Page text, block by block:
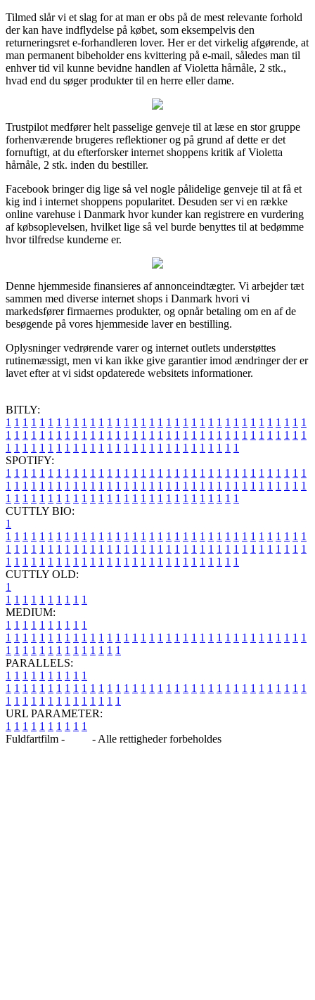
Tilmed slår vi et slag for at man er obs på de mest relevante forhold
der kan have indflydelse på købet, som eksempelvis den
returneringsret e-forhandleren lover. Her er det virkelig afgørende, at
man permanent bibeholder ens kvittering på e-mail, således man til
enhver tid vil kunne bevidne handlen af Violetta hårnåle, 2 stk.,
hvad end du søger produkter til en herre eller dame.
Trustpilot medfører helt passelige genveje til at læse en stor gruppe
forhenværende brugeres reflektioner og på grund af dette er det
fornuftigt, at du efterforsker internet shoppens kritik af Violetta
hårnåle, 2 stk. inden du bestiller.
Facebook bringer dig lige så vel nogle pålidelige genveje til at få et
kig ind i internet shoppens popularitet. Desuden ser vi en række
online varehuse i Danmark hvor kunder kan registrere en vurdering
af købsoplevelsen, hvilket lige så vel burde benyttes til at bedømme
hvor tilfredse kunderne er.
Denne hjemmeside finansieres af annonceindtægter. Vi arbejder tæt
sammen med diverse internet shops i Danmark hvori vi
markedsfører firmaernes produkter, og opnår betaling om en af de
besøgende på vores hjemmeside laver en bestilling.
Oplysninger vedrørende varer og internet outlets understøttes
rutinemæssigt, men vi kan ikke give garantier imod ændringer der er
lavet efter at vi sidst opdaterede websitets informationer.
BITLY:
1 1 1 1 1 1 1 1 1 1 1 1 1 1 1 1 1 1 1 1 1 1 1 1 1 1 1 1 1 1 1 1 1 1 1 1
1 1 1 1 1 1 1 1 1 1 1 1 1 1 1 1 1 1 1 1 1 1 1 1 1 1 1 1 1 1 1 1 1 1 1 1
1 1 1 1 1 1 1 1 1 1 1 1 1 1 1 1 1 1 1 1 1 1 1 1 1 1 1 1
SPOTIFY:
1 1 1 1 1 1 1 1 1 1 1 1 1 1 1 1 1 1 1 1 1 1 1 1 1 1 1 1 1 1 1 1 1 1 1 1
1 1 1 1 1 1 1 1 1 1 1 1 1 1 1 1 1 1 1 1 1 1 1 1 1 1 1 1 1 1 1 1 1 1 1 1
1 1 1 1 1 1 1 1 1 1 1 1 1 1 1 1 1 1 1 1 1 1 1 1 1 1 1 1
CUTTLY BIO:
1
1 1 1 1 1 1 1 1 1 1 1 1 1 1 1 1 1 1 1 1 1 1 1 1 1 1 1 1 1 1 1 1 1 1 1 1
1 1 1 1 1 1 1 1 1 1 1 1 1 1 1 1 1 1 1 1 1 1 1 1 1 1 1 1 1 1 1 1 1 1 1 1
1 1 1 1 1 1 1 1 1 1 1 1 1 1 1 1 1 1 1 1 1 1 1 1 1 1 1 1
CUTTLY OLD:
1
1 1 1 1 1 1 1 1 1 1
MEDIUM:
1 1 1 1 1 1 1 1 1 1
1 1 1 1 1 1 1 1 1 1 1 1 1 1 1 1 1 1 1 1 1 1 1 1 1 1 1 1 1 1 1 1 1 1 1 1
1 1 1 1 1 1 1 1 1 1 1 1 1 1
PARALLELS:
1 1 1 1 1 1 1 1 1 1
1 1 1 1 1 1 1 1 1 1 1 1 1 1 1 1 1 1 1 1 1 1 1 1 1 1 1 1 1 1 1 1 1 1 1 1
1 1 1 1 1 1 1 1 1 1 1 1 1 1
URL PARAMETER:
1 1 1 1 1 1 1 1 1 1
Fuldfartfilm -
- Alle rettigheder forbeholdes